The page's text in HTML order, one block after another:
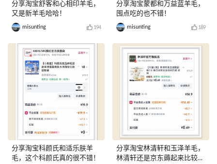
分享淘宝舒客和心相印羊毛，
又是新羊毛哈哈！
misunting 194
分享淘宝科颜氏和适乐肤羊
毛，这个科颜氏真的很不错！
分享淘宝蒙都和万益蓝羊毛，
囤点吃的也不错！
misunting 189
分享淘宝林清轩和玉泽羊毛，
林清轩还是京东薅起来比较